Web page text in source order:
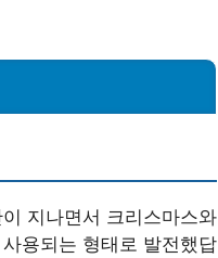
지나면서 크리스마스와
용되는 형태로 발전했답